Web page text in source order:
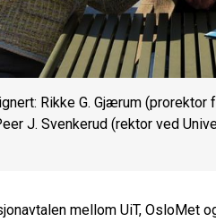
Rikke G. Gjærum (prorektor
J. Svenkerud (rektor ved
mellom UiT, OsloMet